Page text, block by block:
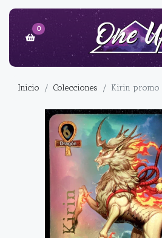
0
Inicio Colecciones Kirin promo